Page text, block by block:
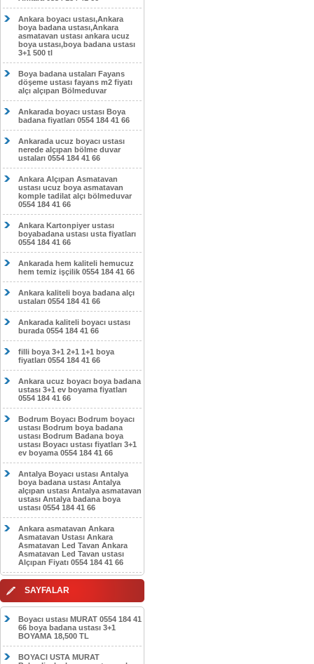
Ankara boyacı ustası,Ankara
boya badana ustası,Ankara
asmatavan ustası ankara ucuz
boya ustası,boya badana ustası
3+1 500 tl
Boya badana ustaları Fayans
döşeme ustası fayans m2 fiyatı
alçı alçıpan Bölmeduvar
Ankarada boyacı ustası Boya
badana fiyatları 0554 184 41 66
Ankarada ucuz boyacı ustası
nerede alçıpan bölme duvar
ustaları 0554 184 41 66
Ankara Alçıpan Asmatavan
ustası ucuz boya asmatavan
komple tadilat alçı bölmeduvar
0554 184 41 66
Ankara Kartonpiyer ustası
boyabadana ustası usta fiyatları
0554 184 41 66
Ankarada hem kaliteli hemucuz
hem temiz işçilik 0554 184 41 66
Ankara kaliteli boya badana alçı
ustaları 0554 184 41 66
Ankarada kaliteli boyacı ustası
burada 0554 184 41 66
filli boya 3+1 2+1 1+1 boya
fiyatları 0554 184 41 66
Ankara ucuz boyacı boya badana
ustası 3+1 ev boyama fiyatları
0554 184 41 66
Bodrum Boyacı Bodrum boyacı
ustası Bodrum boya badana
ustası Bodrum Badana boya
ustası Boyacı ustası fiyatları 3+1
ev boyama 0554 184 41 66
Antalya Boyacı ustası Antalya
boya badana ustası Antalya
alçıpan ustası Antalya asmatavan
ustası Antalya badana boya
ustası 0554 184 41 66
Ankara asmatavan Ankara
Asmatavan Ustası Ankara
Asmatavan Led Tavan Ankara
Asmatavan Led Tavan ustası
Alçıpan Fiyatı 0554 184 41 66
SAYFALAR
Boyacı ustası MURAT 0554 184 41
66 boya badana ustası 3+1
BOYAMA 18,500 TL
BOYACI USTA MURAT